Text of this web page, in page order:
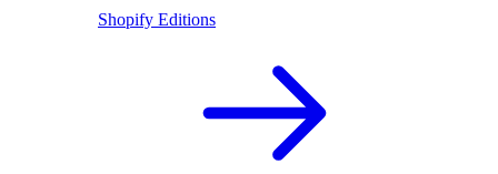
Shopify Editions